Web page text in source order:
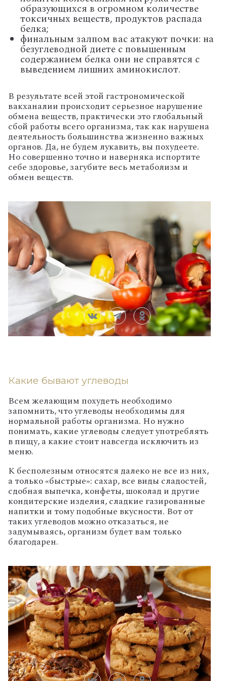
образующихся в огромном количестве
токсичных веществ, продуктов распада
белка;
финальным залпом вас атакуют почки: на
безуглеводной диете с повышенным
содержанием белка они не справятся с
выведением лишних аминокислот.
В результате всей этой гастрономической
вакханалии происходит серьезное нарушение
обмена веществ, практически это глобальный
сбой работы всего организма, так как нарушена
деятельность большинства жизненно важных
органов. Да, не будем лукавить, вы похудеете.
Но совершенно точно и наверняка испортите
себе здоровье, загубите весь метаболизм и
обмен веществ.
Какие бывают углеводы
Всем желающим похудеть необходимо
запомнить, что углеводы необходимы для
нормальной работы организма. Но нужно
понимать, какие углеводы следует употреблять
в пищу, а какие стоит навсегда исключить из
меню.
К бесполезным относятся далеко не все из них,
а только «быстрые»: сахар, все виды сладостей,
сдобная выпечка, конфеты, шоколад и другие
кондитерские изделия, сладкие газированные
напитки и тому подобные вкусности. Вот от
таких углеводов можно отказаться, не
задумываясь, организм будет вам только
благодарен.